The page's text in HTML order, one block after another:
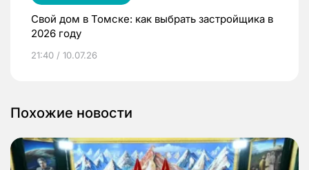
Свой дом в Томске: как выбрать застройщика в
2026 году
21:40 / 10.07.26
Похожие новости